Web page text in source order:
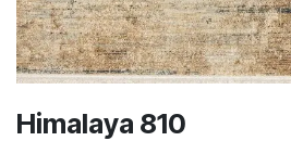
Himalaya 810